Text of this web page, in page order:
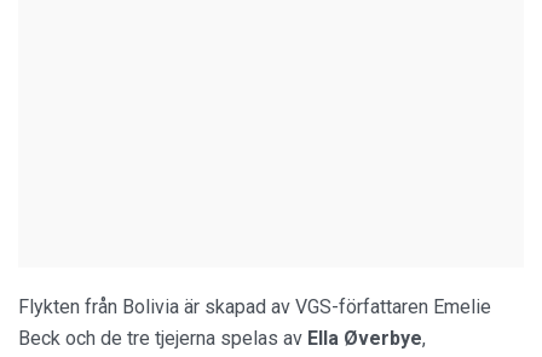
Flykten från Bolivia är skapad av VGS-författaren Emelie
Beck och de tre tjejerna spelas av Ella Øverbye,